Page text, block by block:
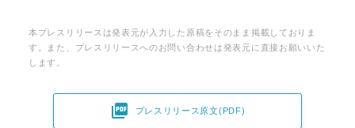
本プレスリリースは発表元が入力した原稿をそのまま掲載しておりま
す。また、プレスリリースへのお問い合わせは発表元に直接お願いいた
します。
 プレスリリース原文(PDF)